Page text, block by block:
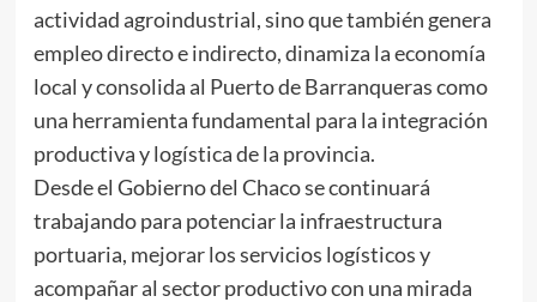
actividad agroindustrial, sino que también genera
empleo directo e indirecto, dinamiza la economía
local y consolida al Puerto de Barranqueras como
una herramienta fundamental para la integración
productiva y logística de la provincia.
Desde el Gobierno del Chaco se continuará
trabajando para potenciar la infraestructura
portuaria, mejorar los servicios logísticos y
acompañar al sector productivo con una mirada